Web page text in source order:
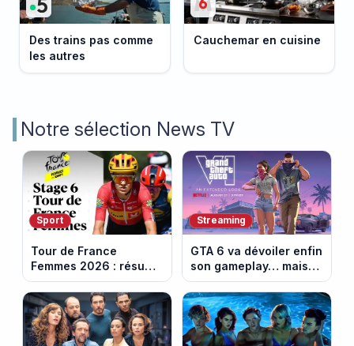
Des trains pas comme
les autres
Cauchemar en cuisine
Notre sélection News TV
Sport
Tour de France
Femmes 2026 : résumé
vidéo de la 6e étape
entre Montbrison et
Tournon-sur-Rhône
Streaming
GTA 6 va dévoiler enfin
son gameplay… mais
d’abord sur Netflix